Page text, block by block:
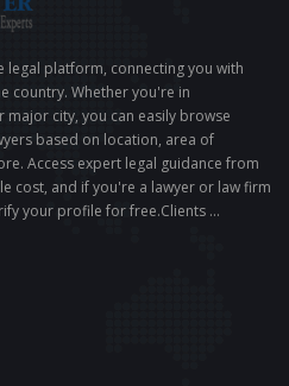
platform, connecting you with
country. Whether you're in
major city, you can easily browse
based on location, area of
Access expert legal guidance from
cost, and if you're a lawyer or law firm
your profile for free.Clients ...